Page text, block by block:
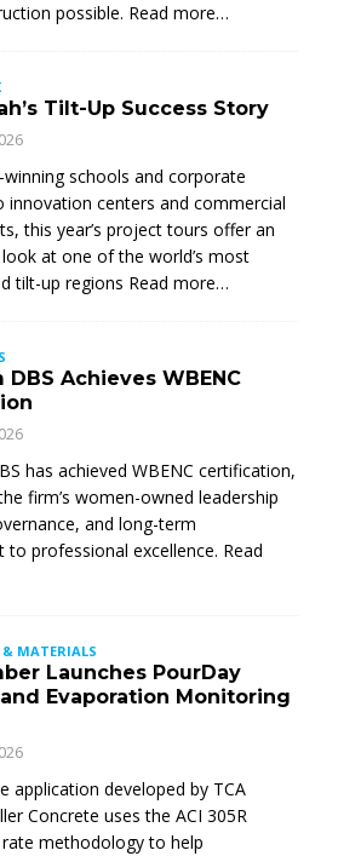
possible. Read more…
Tilt-Up Success Story
schools and corporate
innovation centers and commercial
this year’s project tours offer an
at one of the world’s most
tilt-up regions Read more…
DBS Achieves WBENC
has achieved WBENC certification,
firm’s women-owned leadership
and long-term
professional excellence. Read
MATERIALS
Launches PourDay
Evaporation Monitoring
application developed by TCA
Concrete uses the ACI 305R
methodology to help